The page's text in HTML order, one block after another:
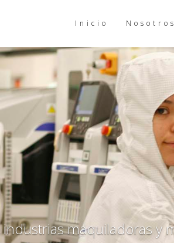
Inicio Nosotros
de occidente